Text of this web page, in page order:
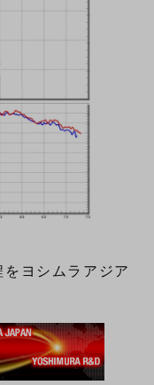
ヨシムラアジア